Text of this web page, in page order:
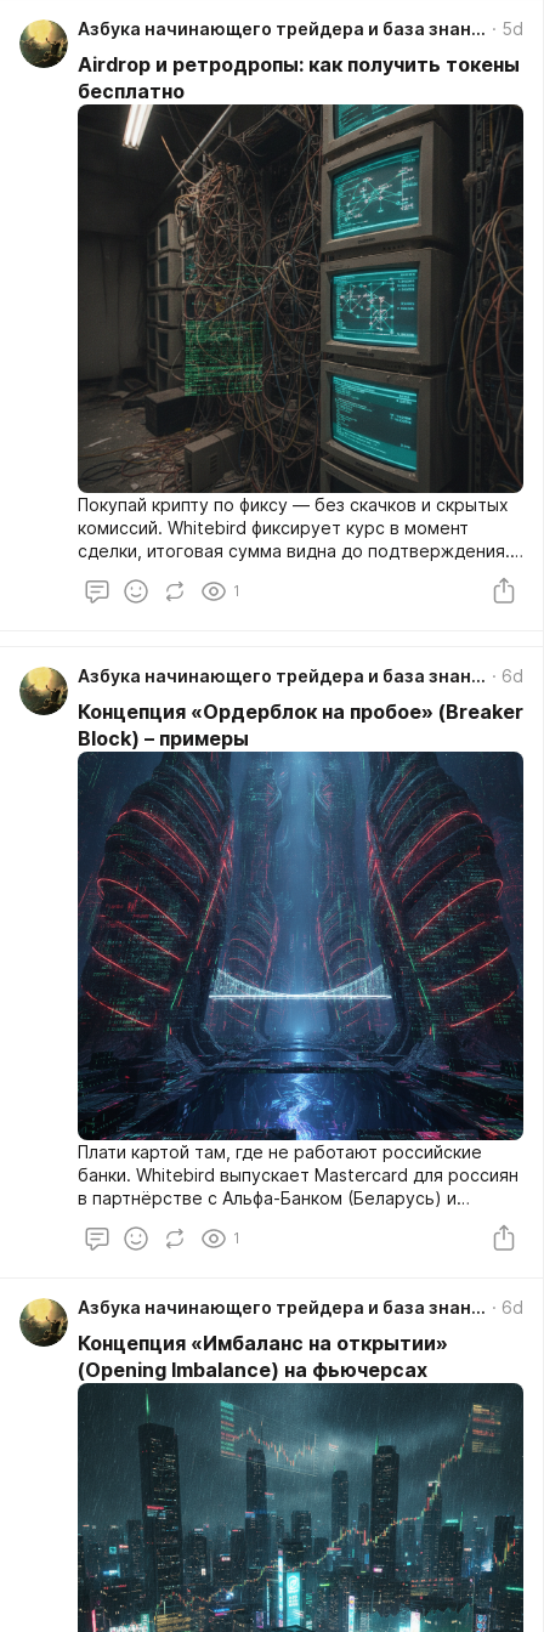
обновление, а фундаментальный пересмотр
природы денег и механизмов их распределения.
Как профессиональный аналитик, я вижу в этом
процессе как колоссальный потенциал для
оптимизации рынков, так и серьезные вызовы для
институциональной и частной финансовой
Азбука начинающего трейдера и база знаний 5d
Airdrop и ретродропы: как получить токены
бесплатно
Покупай крипту по фиксу — без скачков и скрытых
комиссий. Whitebird фиксирует курс в момент
сделки, итоговая сумма видна до подтверждения.
Никаких сюрпризов — только то, что ты видишь на
экране. https://whitebird.io/signup?refid=72abTLJM
1
Азбука начинающего трейдера и база знаний 6d
Концепция «Ордерблок на пробое» (Breaker
Block) – примеры
Плати картой там, где не работают российские
банки. Whitebird выпускает Mastercard для россиян
в партнёрстве с Альфа-Банком (Беларусь) и
российскому паспорту, карта работает по всему
1
Азбука начинающего трейдера и база знаний 6d
Концепция «Имбаланс на открытии»
(Opening Imbalance) на фьючерсах